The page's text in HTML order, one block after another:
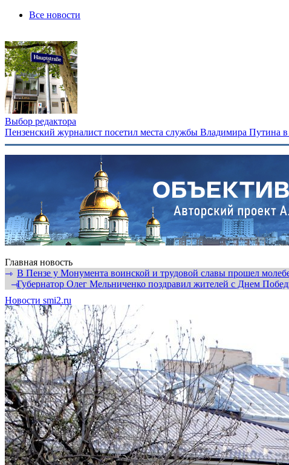
Все новости
Выбор редактора
Пензенский журналист посетил места службы Владимира Путина в
Главная новость
⇾ В Пензе у Монумента воинской и трудовой славы прошел
⇾Губернатор Олег Мельниченко поздравил жителей с Днем
Новости smi2.ru